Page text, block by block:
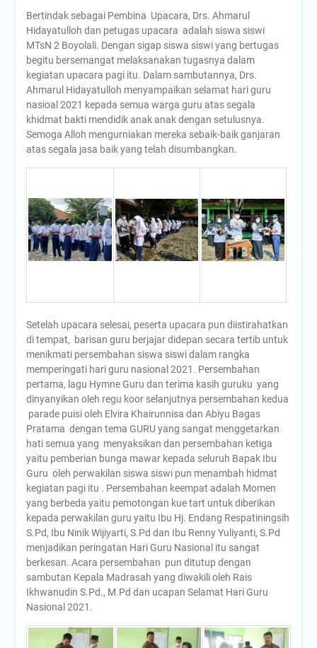
Bertindak sebagai Pembina Upacara, Drs. Ahmarul
Hidayatulloh dan petugas upacara adalah siswa siswi
MTsN 2 Boyolali. Dengan sigap siswa siswi yang bertugas
begitu bersemangat melaksanakan tugasnya dalam
kegiatan upacara pagi itu. Dalam sambutannya, Drs.
Ahmarul Hidayatulloh menyampaikan selamat hari guru
nasioal 2021 kepada semua warga guru atas segala
khidmat bakti mendidik anak anak dengan setulusnya.
Semoga Alloh mengurniakan mereka sebaik-baik ganjaran
atas segala jasa baik yang telah disumbangkan.
Setelah upacara selesai, peserta upacara pun diistirahatkan
di tempat, barisan guru berjajar didepan secara tertib untuk
menikmati persembahan siswa siswi dalam rangka
memperingati hari guru nasional 2021. Persembahan
pertama, lagu Hymne Guru dan terima kasih guruku yang
dinyanyikan oleh regu koor selanjutnya persembahan kedua
parade puisi oleh Elvira Khairunnisa dan Abiyu Bagas
Pratama dengan tema GURU yang sangat menggetarkan
hati semua yang menyaksikan dan persembahan ketiga
yaitu pemberian bunga mawar kepada seluruh Bapak Ibu
Guru oleh perwakilan siswa siswi pun menambah hidmat
kegiatan pagi itu . Persembahan keempat adalah Momen
yang berbeda yaitu pemotongan kue tart untuk diberikan
kepada perwakilan guru yaitu Ibu Hj. Endang Respatiningsih
S.Pd, Ibu Ninik Wijiyarti, S.Pd dan Ibu Renny Yuliyanti, S.Pd
menjadikan peringatan Hari Guru Nasional itu sangat
berkesan. Acara persembahan pun ditutup dengan
sambutan Kepala Madrasah yang diwakili oleh Rais
Ikhwanudin S.Pd., M.Pd dan ucapan Selamat Hari Guru
Nasional 2021.